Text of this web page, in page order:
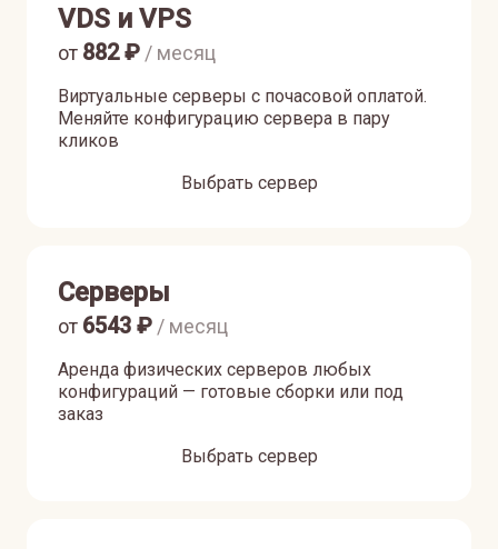
VDS и VPS
Виртуальные серверы с почасовой оплатой.
Меняйте конфигурацию сервера в пару
кликов
от 882₽ / месяц
Выбрать сервер
Серверы
Аренда физических серверов любых
конфигураций — готовые сборки или под
заказ
от 6543 ₽ / месяц
Выбрать сервер